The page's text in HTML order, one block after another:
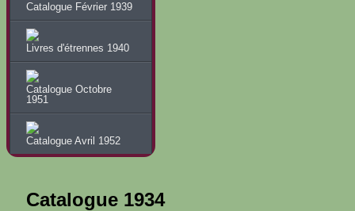
Catalogue Février 1939
Livres d'étrennes 1940
Catalogue Octobre
1951
Catalogue Avril 1952
Catalogue 1934